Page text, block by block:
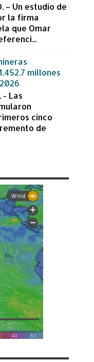
– Un estudio de
la firma
que Omar
millones
- Las
cinco
de